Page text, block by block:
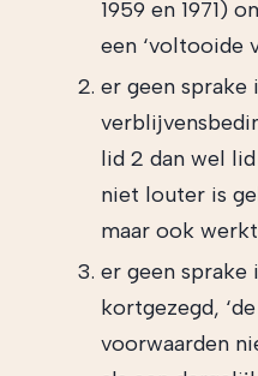
1959 en 1971)
een ‘voltooide
er geen sprake
lid 2 dan wel
niet louter is
maar ook
er geen sprake
kortgezegd,
voorwaarden